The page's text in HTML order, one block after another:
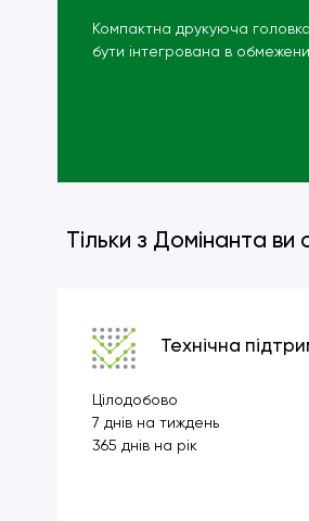
Компактна друкуюча
бути інтегрована в
Тільки з Домінанта
Технічна
Цілодобово
7 днів на тиждень
365 днів на рік